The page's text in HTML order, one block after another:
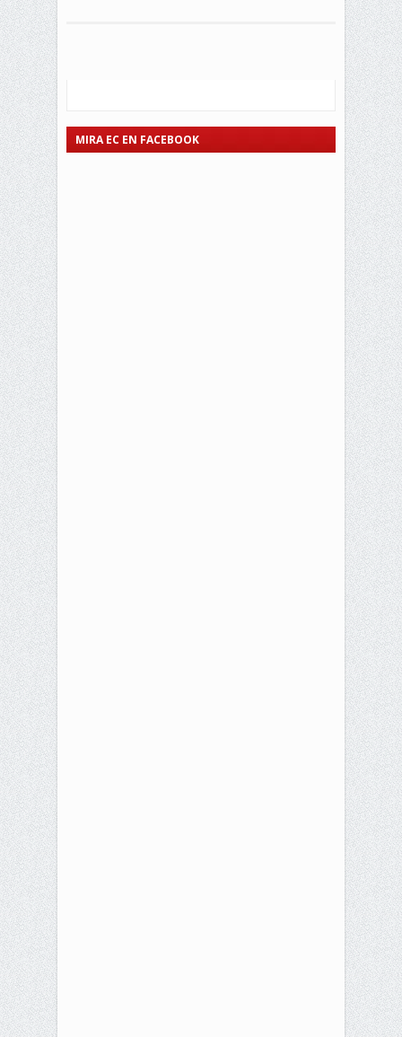
MIRA EC EN FACEBOOK